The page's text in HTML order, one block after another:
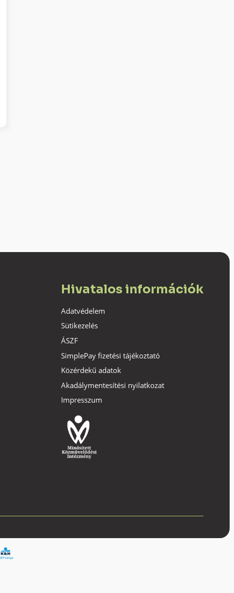
Hivatalos információk
Adatvédelem
Sütikezelés
ÁSZF
SimplePay fizetési tájékoztató
Közérdekű adatok
Akadálymentesítési nyilatkozat
Impresszum